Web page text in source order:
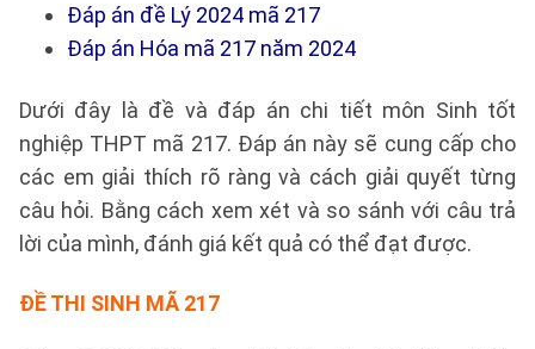
Đáp án đề Lý 2024 mã 217
Đáp án Hóa mã 217 năm 2024
Dưới đây là đề và đáp án chi tiết môn Sinh tốt
nghiệp THPT mã 217. Đáp án này sẽ cung cấp cho
các em giải thích rõ ràng và cách giải quyết từng
câu hỏi. Bằng cách xem xét và so sánh với câu trả
lời của mình, đánh giá kết quả có thể đạt được.
ĐỀ THI SINH MÃ 217